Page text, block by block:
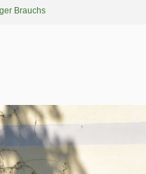
Brauchs